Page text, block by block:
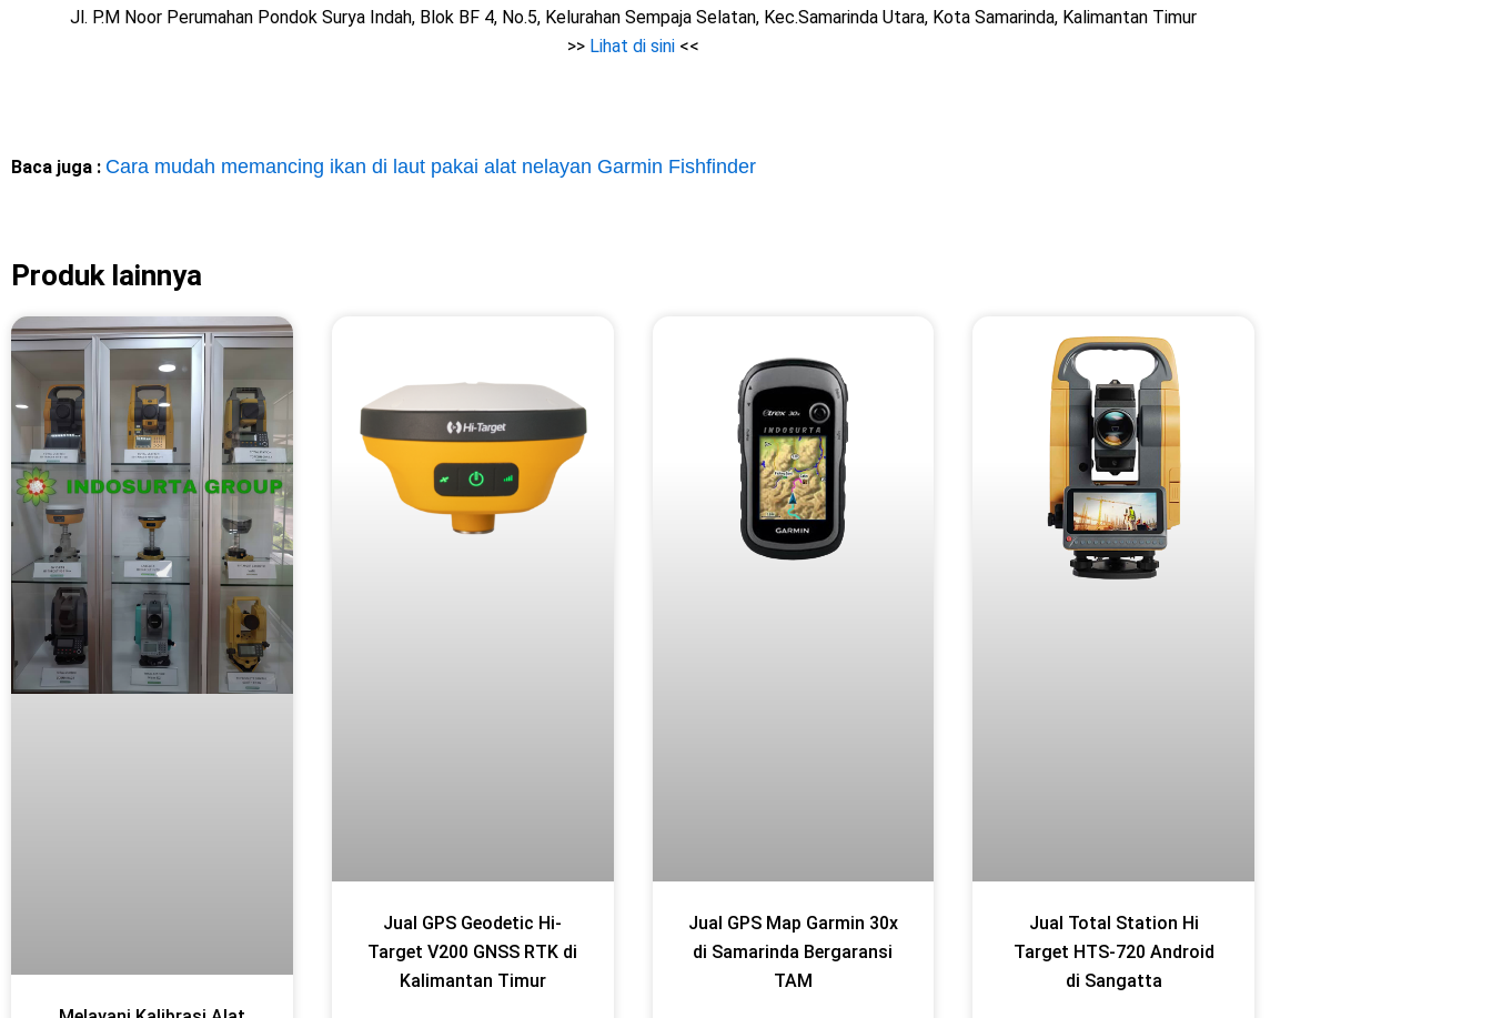
Jl. P.M Noor Perumahan Pondok Surya Indah, Blok BF 4, No.5, Kelurahan Sempaja Selatan, Kec.Samarinda Utara, Kota Samarinda, Kalimantan Timur
>> Lihat di sini<<
Baca juga : Cara mudah memancing ikan di laut pakai alat nelayan Garmin Fishfinder
Produk lainnya
Jual GPS Geodetic Hi-
Target V200 GNSS RTK di
Kalimantan Timur
Jual GPS Map Garmin 30x
di Samarinda Bergaransi
TAM
Jual Total Station Hi
Target HTS-720 Android
di Sangatta